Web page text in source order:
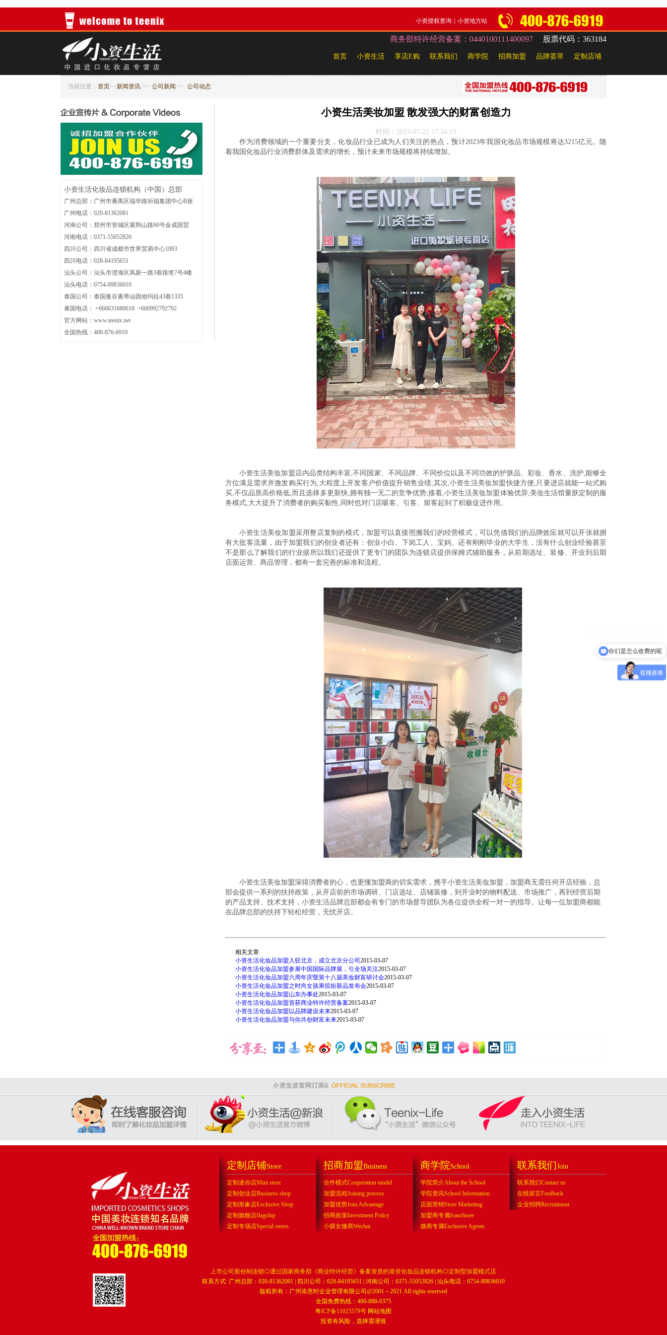
小资授权查询 小资地方站
商务部特许经营备案：0440100111400097 股票代码：363184
定制店埔
品牌荟萃
招商加盟
商学院
联系我们
享店E购
小资生活
首页
当前位置： 首页>>新闻资讯 >> 公司新闻 >> 公司动态
小资生活美妆加盟 散发强大的财富创造力
时间：2023-07-22 17:54:23
作为消费领域的一个重要分支，化妆品行业已成为人们关注的热点，预计2023年我国化妆品市场规模将达3215亿元。随
着我国化妆品行业消费群体及需求的增长，预计未来市场规模将持续增加。
小资生活美妆加盟店内品类结构丰富,不同国家、不同品牌、不同价位以及不同功效的护肤品、彩妆、香水、洗护,能够全
方位满足需求并激发购买行为,大程度上开发客户价值提升销售业绩;其次,小资生活美妆加盟快捷方便,只要进店就能一站式购
买,不仅品质高价格低,而且选择多更新快,拥有独一无二的竞争优势;接着,小资生活美妆加盟体验优异,美妆生活馆量肤定制的服
务模式,大大提升了消费者的购买黏性,同时也对门店吸客、引客、留客起到了积极促进作用 。
小资生活美妆加盟采用整店复制的模式，加盟可以直接照搬我们的经营模式，可以凭借我们的品牌效应就可以开张就拥
有大批客流量，由于加盟我们的创业者还有：创业小白、下岗工人、宝妈、还有刚刚毕业的大学生，没有什么创业经验甚至
不是那么了解我们的行业据所以我们还提供了更专门的团队为连锁店提供保姆式辅助服务，从前期选址、装修、开业到后期
店面运营、商品管理，都有一套完善的标准和流程。
小资生活美妆加盟深得消费者的心，也更懂加盟商的切实需求，携手小资生活美妆加盟，加盟商无需任何开店经验，总
部会提供一系列的扶持政策，从开店前的市场调研、门店选址、店铺装修，到开业时的物料配送、市场推广，再到经营后期
的产品支持、技术支持，小资生活品牌总部都会有专门的市场督导团队为各位提供全程一对一的指导。让每一位加盟商都能
在品牌总部的扶持下轻松经营，无忧开店。
相关文章
小资生活化妆品加盟入驻北京，成立北京分公司 2015-03-07
小资生活化妆品加盟参展中国国际品牌展，引全场关注2015-03-07
小资生活化妆品加盟六周年庆暨第十八届美妆财富研讨会2015-03-07
小资生活化妆品加盟之时尚女孩果缤纷新品发布会2015-03-07
小资生活化妆品加盟山东办事处2015-03-07
小资生活化妆品加盟首获商业特许经营备案2015-03-07
小资生活化妆品加盟以品牌建设未来2015-03-07
小资生活化妆品加盟与你共创财富未来2015-03-07
小资生活化妆品连锁机构（中国）总部
广州总部：广州市番禺区福华路祈福集团中心B座
广州电话：020-81362081
河南公司：郑州市管城区紫荆山路60号金成国贸
河南电话：0371-55052826
四川公司： 四川省成都市世界贸易中心1003
四川电话： 028-84195651
汕头公司：汕头市澄海区凤新一路3巷路墘7号4楼
汕头电话：0754-89836010
泰国公司：泰国曼谷素蒂讪因他玛拉43巷1335
泰国电话： +660631680618 +660992792792
官方网站：www.teenix.net
全国热线：400-876-6919
定制店铺Store
定制迷你店Mini store
定制创业店Business shop
定制形象店Exclusive Shop
定制旗舰店flagship
定制专场店Special stores
招商加盟Business
合作模式Cooperation model
加盟流程Joining process
加盟优势Join Advantage
招商政策Investment Policy
小膜女微商Wechat
商学院School
学院简介About the School
学院资讯School Information
店面营销Store Marketing
加盟商专属franchisee
微商专属Exclusive Agents
联系我们Join
联系我们Contact us
在线留言Feedback
企业招聘Recruitment
上市公司股份制连锁◎通过国家商务部《商业特许经菪》备案资质的港资化妆品连锁机构◎定制型加盟模式店
联系方式: 广州总部：020-81362081 | 四川公司：028-84195651 | 河南公司：0371-55052826 | 汕头电话：0754-89836010
版权所有：广州添意时企业管理有限公司@2001～2021 All rights reserved
全国免费热线：400-888-0375
粤ICP备11025579号 网站地图
投资有风险，选择需谨慎
你们是怎么收费的呢